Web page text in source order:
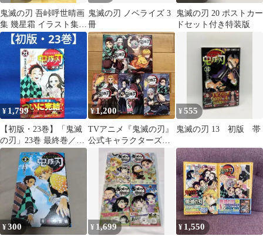
鬼滅の刃 吾峠呼世晴画
集 幾星霜 イラスト集
帯付き
鬼滅の刃 ノベライズ 3
冊
鬼滅の刃 20 ポストカー
ドセット付き特装版
¥ 1,799
【初版・23巻】「鬼滅
の刃」23巻 最終巻／吾
峠呼世晴 著
¥1,200
TVアニメ『鬼滅の刃』
公式キャラクターズブ
ック 5冊セット
¥555
鬼滅の刃 13 初版 帯
¥300 ¥ 1,699 ¥ 1,550